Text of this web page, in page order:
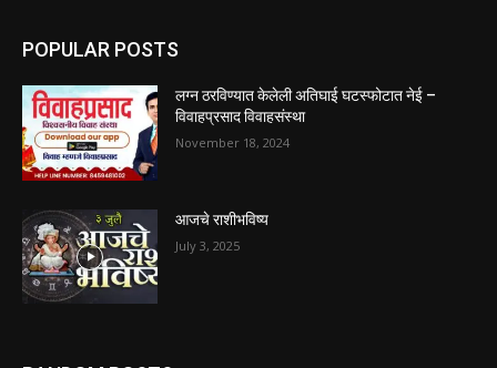
POPULAR POSTS
लग्न ठरविण्यात केलेली अतिघाई घटस्फोटात नेई –
विवाहप्रसाद विवाहसंस्था
November 18, 2024
आजचे राशीभविष्य
July 3, 2025